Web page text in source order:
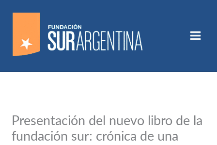
Presentación del nuevo libro de la
fundación sur: crónica de una